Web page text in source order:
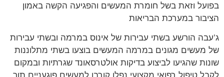
בפועל וזאת בשל חומרת המעשים והפגיעה הקשה באמון
הציבור במערכת הבריאות
ג’עבה הורשע בשתי עבירות של אינוס במרמה ובשתי עבירות
של מעשים מגונים במרמה המעשים בוצעו בשתי מתלוננות
שונות שהגיעו לביצוע בדיקות אולטרסאונד שגרתיות ובמקום